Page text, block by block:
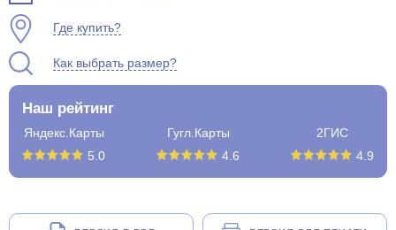
Где купить?
Как выбрать размер?
Наш рейтинг
Яндекс.Карты
5.0
Гугл.Карты
4.6
2ГИС
4.9